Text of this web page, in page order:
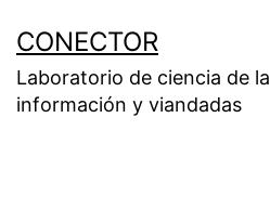
contenido
CONECTOR
Laboratorio de ciencia de la
información y viandadas